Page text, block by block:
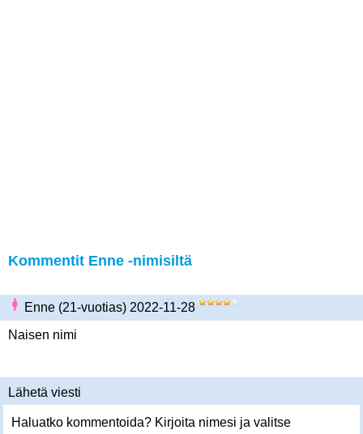
Kommentit Enne -nimisiltä
Enne (21-vuotias) 2022-11-28
Naisen nimi
Lähetä viesti
Haluatko kommentoida? Kirjoita nimesi ja valitse